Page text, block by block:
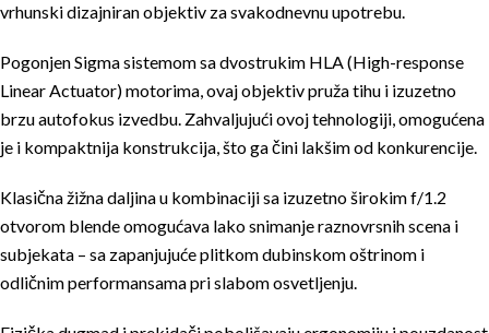
vrhunski dizajniran objektiv za svakodnevnu upotrebu.
Pogonjen Sigma sistemom sa dvostrukim HLA (High-response
Linear Actuator) motorima, ovaj objektiv pruža tihu i izuzetno
brzu autofokus izvedbu. Zahvaljujući ovoj tehnologiji, omogućena
je i kompaktnija konstrukcija, što ga čini lakšim od konkurencije.
Klasična žižna daljina u kombinaciji sa izuzetno širokim f/1.2
otvorom blende omogućava lako snimanje raznovrsnih scena i
subjekata – sa zapanjujuće plitkom dubinskom oštrinom i
odličnim performansama pri slabom osvetljenju.